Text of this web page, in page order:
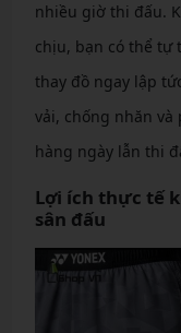
nhiều giờ thi đấu.
chịu, bạn có thể tự
thay đồ ngay lập
vải, chống nhăn và
hàng ngày lẫn thi
Lợi ích thực tế
sân đấu